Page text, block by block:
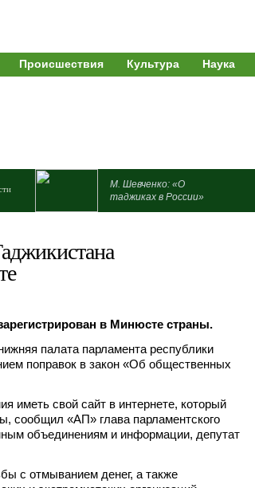
Происшествия Культура Наука
М. Шевченко: «О
таджиках в России»
в Минюсте страны.
палата парламента республики
поправок в закон «Об общественных
иметь свой сайт в интернете, который
сообщил «АП» глава парламентского
объединениям и информации, депутат
с отмыванием денег, а также